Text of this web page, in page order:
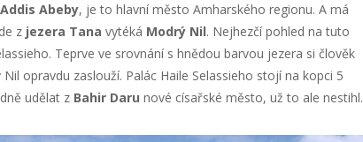
Addis Abeby, je to hlavní město Amharského regionu. A má
z jezera Tana vytéká Modrý Nil. Nejhezčí pohled na tuto
Teprve ve srovnání s hnědou barvou jezera si člověk
opravdu zaslouží. Palác Haile Selassieho stojí na kopci 5
udělat z Bahir Daru nové císařské město, už to ale nestihl.